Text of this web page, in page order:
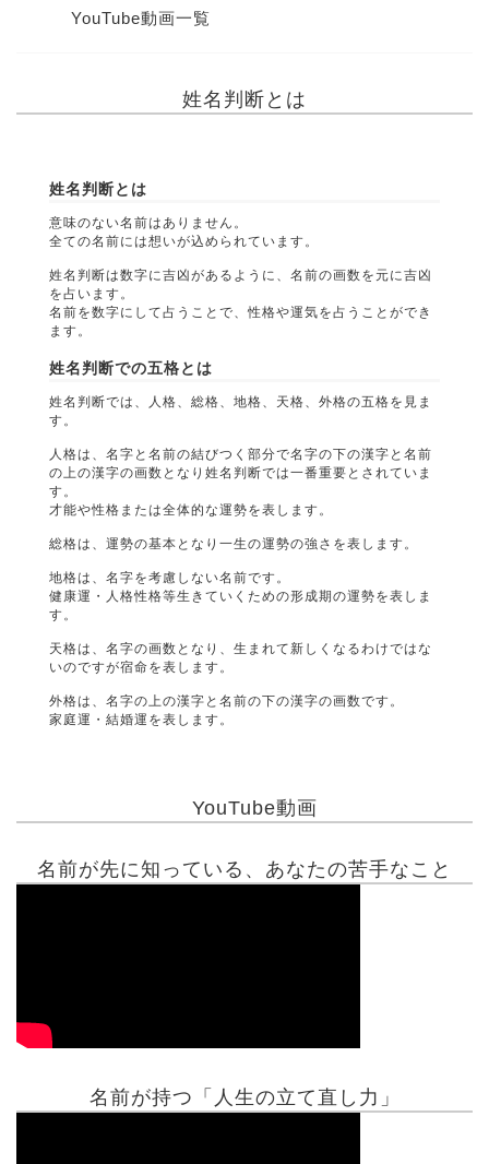
YouTube動画一覧
姓名判断とは
姓名判断とは
意味のない名前はありません。
全ての名前には想いが込められています。
姓名判断は数字に吉凶があるように、名前の画数を元に吉凶
を占います。
名前を数字にして占うことで、性格や運気を占うことができ
ます。
姓名判断での五格とは
姓名判断では、人格、総格、地格、天格、外格の五格を見ま
す。
人格は、名字と名前の結びつく部分で名字の下の漢字と名前
の上の漢字の画数となり姓名判断では一番重要とされていま
す。
才能や性格または全体的な運勢を表します。
総格は、運勢の基本となり一生の運勢の強さを表します。
地格は、名字を考慮しない名前です。
健康運・人格性格等生きていくための形成期の運勢を表しま
す。
天格は、名字の画数となり、生まれて新しくなるわけではな
いのですが宿命を表します。
外格は、名字の上の漢字と名前の下の漢字の画数です。
家庭運・結婚運を表します。
YouTube動画
名前が先に知っている、あなたの苦手なこと
名前が持つ「人生の立て直し力」